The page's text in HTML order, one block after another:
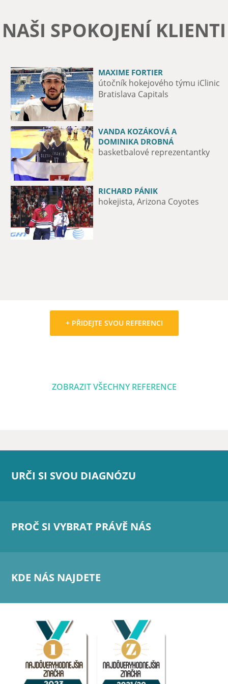
NAŠI SPOKOJENÍ KLIENTI
MAXIME FORTIER
útočník hokejového týmu iClinic
Bratislava Capitals
VANDA KOZÁKOVÁ A
DOMINIKA DROBNÁ
basketbalové reprezentantky
RICHARD PÁNIK
hokejista, Arizona Coyotes
JURIJ MEDVEDĚV
fotbalový obránce, ŠK Slovan
MICHAL VALENT
hokejista HK Nitra
CLÉBER NASCIMENTO DA SILVA
Fotbalový hráč ŠK Slovan
+ PŘIDEJTE SVOU REFERENCI
ZOBRAZIT VŠECHNY REFERENCE
URČI SI SVOU DIAGNÓZU
PROČ SI VYBRAT PRÁVĚ NÁS
KDE NÁS NAJDETE